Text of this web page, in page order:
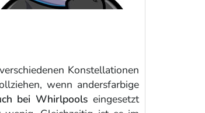
Konstellationen
wenn andersfarbige
bei Whirlpools eingesetzt